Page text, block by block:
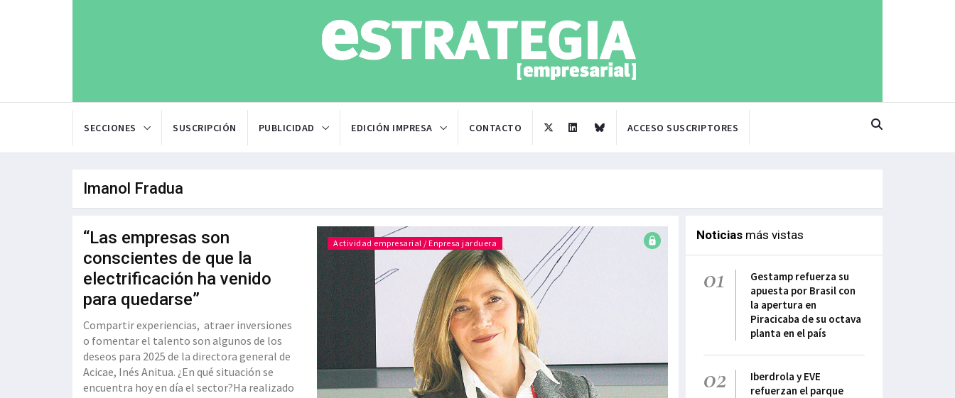
SECCIONES SUSCRIPCIÓN PUBLICIDAD EDICIÓN IMPRESA CONTACTO ACCESO SUSCRIPTORES
Imanol Fradua
“Las empresas son
conscientes de que la
electrificación ha venido
para quedarse”
Compartir experiencias, atraer inversiones
o fomentar el talento son algunos de los
deseos para 2025 de la directora general de
Acicae, Inés Anitua. ¿En qué situación se
encuentra hoy en día el sector?Ha realizado
Actividad empresarial / Enpresa jarduera
Noticiasmás vistas
01
Gestamp refuerza su
apuesta por Brasil con
la apertura en
Piracicaba de su octava
planta en el país
02
Iberdrola y EVE
refuerzan el parque